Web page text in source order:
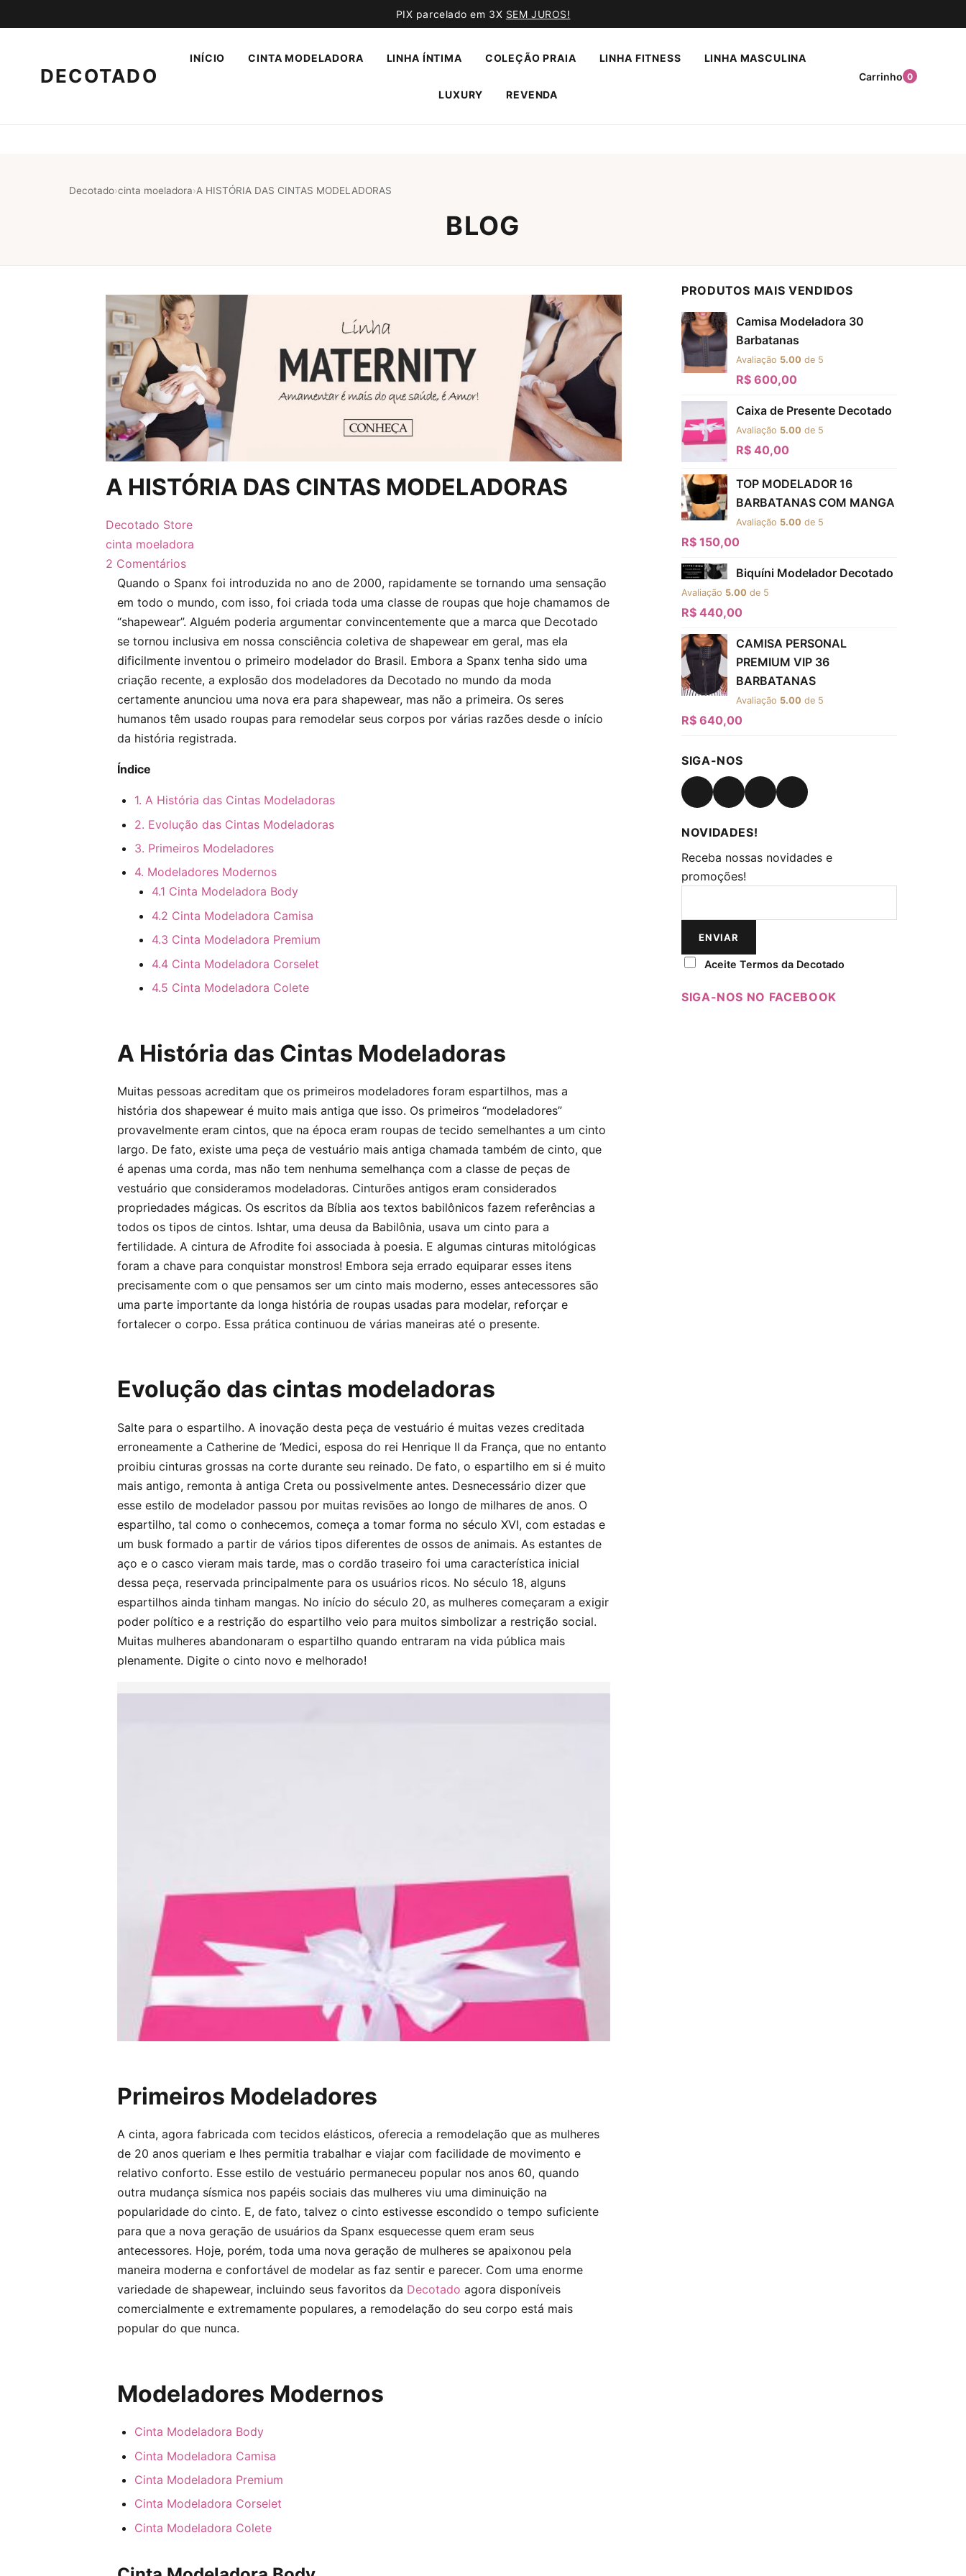
PIX parcelado em 3X SEM JUROS!
DECOTADO
INÍCIO CINTA MODELADORA LINHA ÍNTIMA COLEÇÃO PRAIA LINHA FITNESS LINHA MASCULINA
LUXURY REVENDA
Carrinho 0
Decotado›cinta moeladora›A HISTÓRIA DAS CINTAS MODELADORAS
BLOG
A HISTÓRIA DAS CINTAS MODELADORAS
Autor do post:
Decotado Store
Post publicado:
Categoria do post:
cinta moeladora
Comentários do post:
2 Comentários
Quando o Spanx foi introduzida no ano de 2000, rapidamente se tornando uma sensação
em todo o mundo, com isso, foi criada toda uma classe de roupas que hoje chamamos de
“shapewear”. Alguém poderia argumentar convincentemente que a marca que Decotado
se tornou inclusiva em nossa consciência coletiva de shapewear em geral, mas ela
dificilmente inventou o primeiro modelador do Brasil. Embora a Spanx tenha sido uma
criação recente, a explosão dos modeladores da Decotado no mundo da moda
certamente anunciou uma nova era para shapewear, mas não a primeira. Os seres
humanos têm usado roupas para remodelar seus corpos por várias razões desde o início
da história registrada.
Índice
1. A História das Cintas Modeladoras
2. Evolução das Cintas Modeladoras
3. Primeiros Modeladores
4. Modeladores Modernos
4.1 Cinta Modeladora Body
4.2 Cinta Modeladora Camisa
4.3 Cinta Modeladora Premium
4.4 Cinta Modeladora Corselet
4.5 Cinta Modeladora Colete
A História das Cintas Modeladoras
Muitas pessoas acreditam que os primeiros modeladores foram espartilhos, mas a
história dos shapewear é muito mais antiga que isso. Os primeiros “modeladores”
provavelmente eram cintos, que na época eram roupas de tecido semelhantes a um cinto
largo. De fato, existe uma peça de vestuário mais antiga chamada também de cinto, que
é apenas uma corda, mas não tem nenhuma semelhança com a classe de peças de
vestuário que consideramos modeladoras. Cinturões antigos eram considerados
propriedades mágicas. Os escritos da Bíblia aos textos babilônicos fazem referências a
todos os tipos de cintos. Ishtar, uma deusa da Babilônia, usava um cinto para a
fertilidade. A cintura de Afrodite foi associada à poesia. E algumas cinturas mitológicas
foram a chave para conquistar monstros! Embora seja errado equiparar esses itens
precisamente com o que pensamos ser um cinto mais moderno, esses antecessores são
uma parte importante da longa história de roupas usadas para modelar, reforçar e
fortalecer o corpo. Essa prática continuou de várias maneiras até o presente.
Evolução das cintas modeladoras
Salte para o espartilho. A inovação desta peça de vestuário é muitas vezes creditada
erroneamente a Catherine de ‘Medici, esposa do rei Henrique II da França, que no entanto
proibiu cinturas grossas na corte durante seu reinado. De fato, o espartilho em si é muito
mais antigo, remonta à antiga Creta ou possivelmente antes. Desnecessário dizer que
esse estilo de modelador passou por muitas revisões ao longo de milhares de anos. O
espartilho, tal como o conhecemos, começa a tomar forma no século XVI, com estadas e
um busk formado a partir de vários tipos diferentes de ossos de animais. As estantes de
aço e o casco vieram mais tarde, mas o cordão traseiro foi uma característica inicial
dessa peça, reservada principalmente para os usuários ricos. No século 18, alguns
espartilhos ainda tinham mangas. No início do século 20, as mulheres começaram a exigir
poder político e a restrição do espartilho veio para muitos simbolizar a restrição social.
Muitas mulheres abandonaram o espartilho quando entraram na vida pública mais
plenamente. Digite o cinto novo e melhorado!
Primeiros Modeladores
A cinta, agora fabricada com tecidos elásticos, oferecia a remodelação que as mulheres
de 20 anos queriam e lhes permitia trabalhar e viajar com facilidade de movimento e
relativo conforto. Esse estilo de vestuário permaneceu popular nos anos 60, quando
outra mudança sísmica nos papéis sociais das mulheres viu uma diminuição na
popularidade do cinto. E, de fato, talvez o cinto estivesse escondido o tempo suficiente
para que a nova geração de usuários da Spanx esquecesse quem eram seus
antecessores. Hoje, porém, toda uma nova geração de mulheres se apaixonou pela
maneira moderna e confortável de modelar as faz sentir e parecer. Com uma enorme
variedade de shapewear, incluindo seus favoritos da Decotado agora disponíveis
comercialmente e extremamente populares, a remodelação do seu corpo está mais
popular do que nunca.
Modeladores Modernos
Cinta Modeladora Body
Cinta Modeladora Camisa
Cinta Modeladora Premium
Cinta Modeladora Corselet
Cinta Modeladora Colete
PRODUTOS MAIS VENDIDOS
Camisa Modeladora 30
Barbatanas
Avaliação 5.00 de 5
R$ 600,00
Caixa de Presente Decotado
Avaliação 5.00 de 5
R$ 40,00
TOP MODELADOR 16
BARBATANAS COM MANGA
Avaliação 5.00 de 5
R$ 150,00
Biquíni Modelador Decotado
Avaliação 5.00 de 5
R$ 440,00
CAMISA PERSONAL
PREMIUM VIP 36
BARBATANAS
Avaliação 5.00 de 5
R$ 640,00
SIGA-NOS
Opens in a new tab
Opens in a new tab
Opens in a new tab
Opens in a new tab
NOVIDADES!
Receba nossas novidades e
promoções!
ENVIAR
Aceite Termos da Decotado
SIGA-NOS NO FACEBOOK